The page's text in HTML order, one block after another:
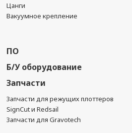
Цанги
Вакуумное крепление
ПО
Б/У оборудование
Запчасти
Запчасти для режущих плоттеров
SignCut и Redsail
Запчасти для Gravotech